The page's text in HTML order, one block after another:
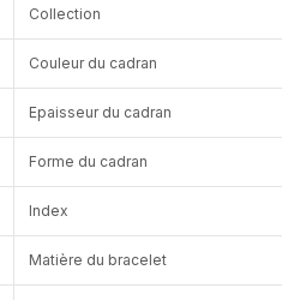
Collection
Couleur du cadran
Epaisseur du cadran
Forme du cadran
Index
Matière du bracelet